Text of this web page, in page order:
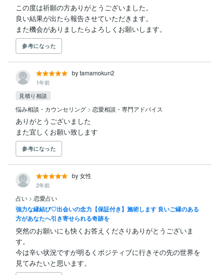
この度は祈願の方ありがとうございました。
良い結果が出たら報告させていただきます。
また機会がありましたらよろしくお願いします。
参考になった
by tamamokun2
1年前
見積り相談
悩み相談・カウンセリング > 恋愛相談・専門アドバイス
ありがとうございました
また宜しくお願い致します
参考になった
by 女性
2年前
占い > 恋愛占い
強力な縁結び♡出会いの念力【保証付き】施術します 良いご縁のある
方があなたへ引き寄せられる奇跡を
突然のお願いにも快くお答えくださりありがとうございま
す。
今は辛い状況ですが明るくポジティブに行きその先の世界を
見てみたいと思います。